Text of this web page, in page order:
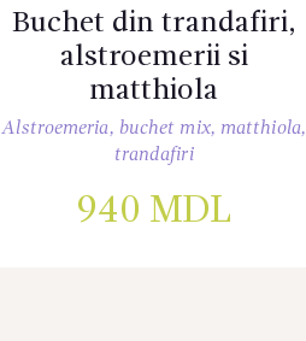
Buchet din trandafiri,
alstroemerii si
matthiola
Alstroemeria, buchet mix, matthiola,
trandafiri
940 MDL